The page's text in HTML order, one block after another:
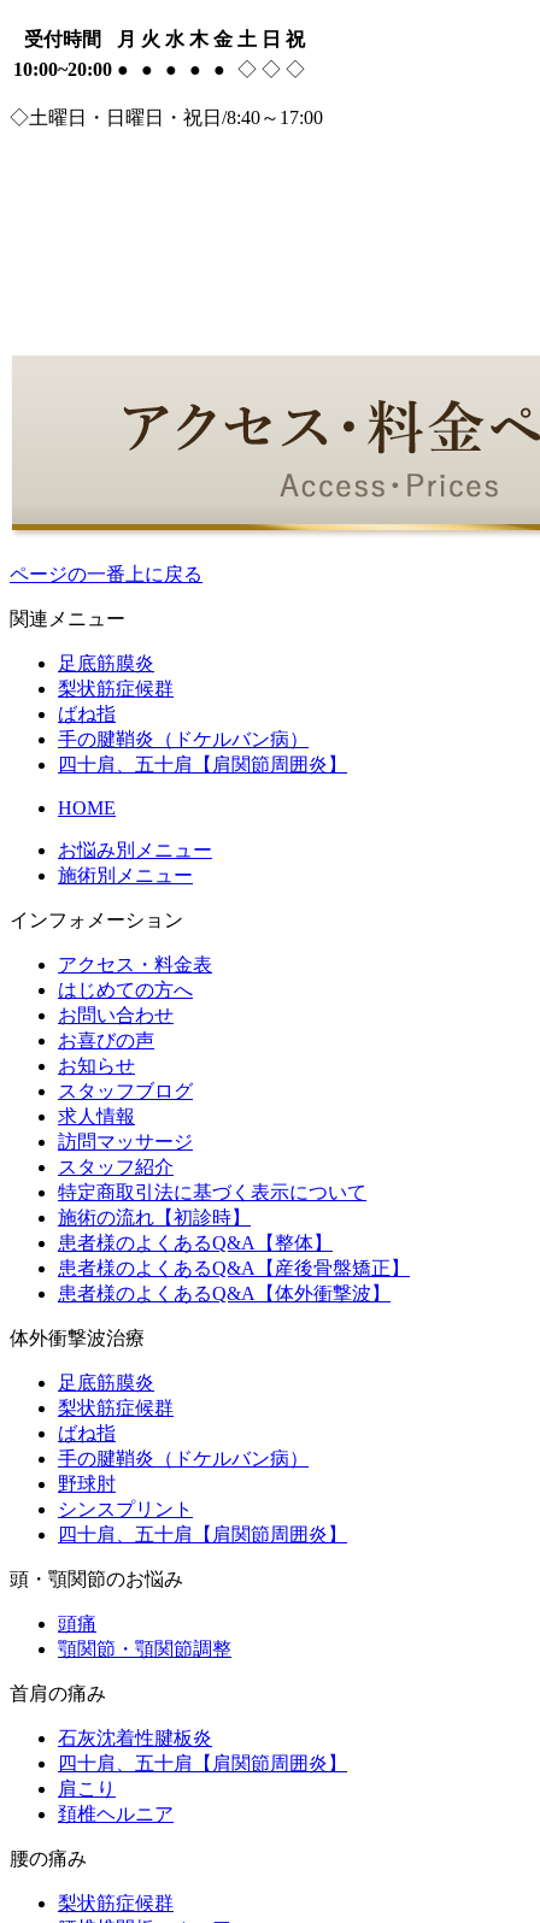
受付時間 月 火 水 木 金 土 日 祝
10:00~20:00 ● ● ● ● ● ◇ ◇ ◇
◇土曜日・日曜日・祝日/8:40～17:00
ページの一番上に戻る
関連メニュー
足底筋膜炎
梨状筋症候群
ばね指
手の腱鞘炎（ドケルバン病）
四十肩、五十肩【肩関節周囲炎】
HOME
お悩み別メニュー
施術別メニュー
インフォメーション
アクセス・料金表
はじめての方へ
お問い合わせ
お喜びの声
お知らせ
スタッフブログ
求人情報
訪問マッサージ
スタッフ紹介
特定商取引法に基づく表示について
施術の流れ【初診時】
患者様のよくあるQ&A【整体】
患者様のよくあるQ&A【産後骨盤矯正】
患者様のよくあるQ&A【体外衝撃波】
体外衝撃波治療
足底筋膜炎
梨状筋症候群
ばね指
手の腱鞘炎（ドケルバン病）
野球肘
シンスプリント
四十肩、五十肩【肩関節周囲炎】
頭・顎関節のお悩み
頭痛
顎関節・顎関節調整
首肩の痛み
石灰沈着性腱板炎
四十肩、五十肩【肩関節周囲炎】
肩こり
頚椎ヘルニア
腰の痛み
梨状筋症候群